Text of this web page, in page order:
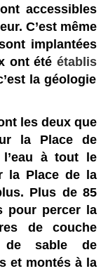
accessibles
C’est même
implantées
ont été établis
la géologie
les deux que
la Place de
à tout le
la Place de la
Plus de 85
pour percer la
de couche
de sable de
et montés à la